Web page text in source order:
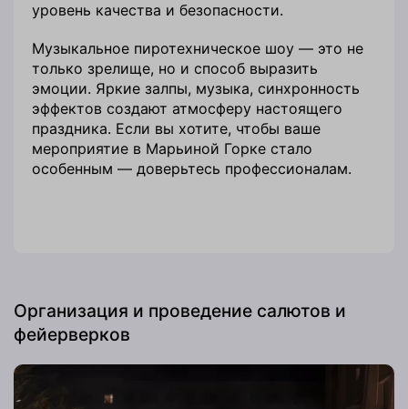
уровень качества и безопасности.
Музыкальное пиротехническое шоу — это не
только зрелище, но и способ выразить
эмоции. Яркие залпы, музыка, синхронность
эффектов создают атмосферу настоящего
праздника. Если вы хотите, чтобы ваше
мероприятие в Марьиной Горке стало
особенным — доверьтесь профессионалам.
Организация и проведение салютов и
фейерверков